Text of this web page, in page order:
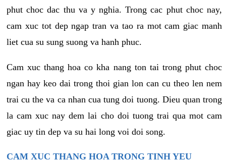
phut choc dac thu va y nghia. Trong cac phut choc nay,
cam xuc tot dep ngap tran va tao ra mot cam giac manh
liet cua su sung suong va hanh phuc.
Cam xuc thang hoa co kha nang ton tai trong phut choc
ngan hay keo dai trong thoi gian lon can cu theo len nem
trai cu the va ca nhan cua tung doi tuong. Dieu quan trong
la cam xuc nay dem lai cho doi tuong trai qua mot cam
giac uy tin dep va su hai long voi doi song.
CAM XUC THANG HOA TRONG TINH YEU